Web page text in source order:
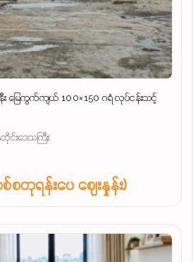
း မြေကွက်ကျယ် 100×150 ဂရံ လုပ်ငန်းသင့်
င်းဒေသကြီး
စတုရန်းပေ ဈေးနှုန်း)